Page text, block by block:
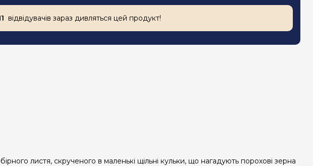
відвідувачів зараз дивляться цей продукт!
листя, скрученого в маленькі щільні кульки, що нагадують порохові зерна